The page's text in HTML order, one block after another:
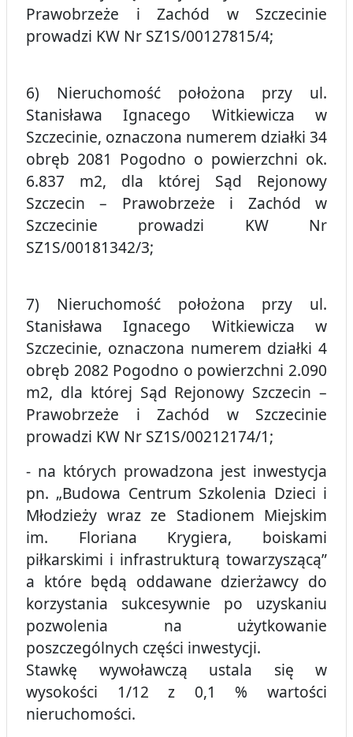
Prawobrzeże i Zachód w Szczecinie
prowadzi KW Nr SZ1S/00127815/4;
6) Nieruchomość położona przy ul.
Stanisława Ignacego Witkiewicza w
Szczecinie, oznaczona numerem działki 34
obręb 2081 Pogodno o powierzchni ok.
6.837 m2, dla której Sąd Rejonowy
Szczecin – Prawobrzeże i Zachód w
Szczecinie prowadzi KW Nr
SZ1S/00181342/3;
7) Nieruchomość położona przy ul.
Stanisława Ignacego Witkiewicza w
Szczecinie, oznaczona numerem działki 4
obręb 2082 Pogodno o powierzchni 2.090
m2, dla której Sąd Rejonowy Szczecin –
Prawobrzeże i Zachód w Szczecinie
prowadzi KW Nr SZ1S/00212174/1;
- na których prowadzona jest inwestycja
pn. „Budowa Centrum Szkolenia Dzieci i
Młodzieży wraz ze Stadionem Miejskim
im. Floriana Krygiera, boiskami
piłkarskimi i infrastrukturą towarzyszącą”
a które będą oddawane dzierżawcy do
korzystania sukcesywnie po uzyskaniu
pozwolenia na użytkowanie
poszczególnych części inwestycji.
Stawkę wywoławczą ustala się w
wysokości 1/12 z 0,1 % wartości
nieruchomości.